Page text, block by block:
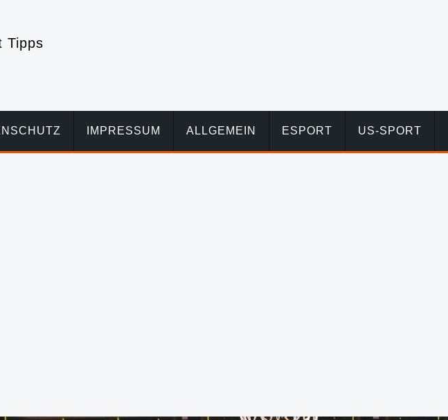
Tipps
IMPRESSUM ALLGEMEIN ESPORT US-SPORT